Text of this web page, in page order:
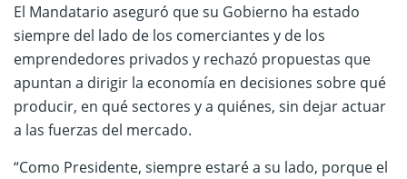
El Mandatario aseguró que su Gobierno ha estado
siempre del lado de los comerciantes y de los
emprendedores privados y rechazó propuestas que
apuntan a dirigir la economía en decisiones sobre qué
producir, en qué sectores y a quiénes, sin dejar actuar
a las fuerzas del mercado.
“Como Presidente, siempre estaré a su lado, porque el